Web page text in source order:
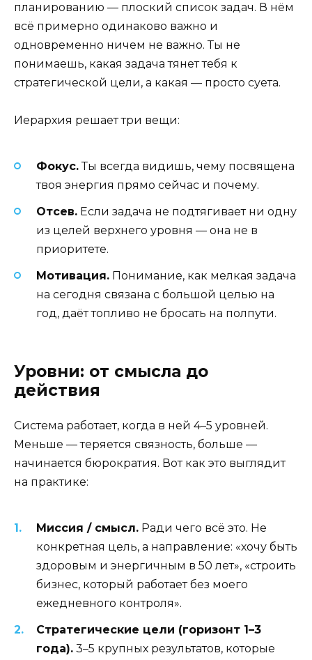
планированию — плоский список задач. В нём
всё примерно одинаково важно и
одновременно ничем не важно. Ты не
понимаешь, какая задача тянет тебя к
стратегической цели, а какая — просто суета.
Иерархия решает три вещи:
Фокус.Ты всегда видишь, чему посвящена
твоя энергия прямо сейчас и почему.
Отсев. Если задача не подтягивает ни одну
из целей верхнего уровня — она не в
приоритете.
Мотивация. Понимание, как мелкая задача
на сегодня связана с большой целью на
год, даёт топливо не бросать на полпути.
Уровни: от смысла до
действия
Система работает, когда в ней 4–5 уровней.
Меньше — теряется связность, больше —
начинается бюрократия. Вот как это выглядит
на практике:
Миссия / смысл. Ради чего всё это. Не
конкретная цель, а направление: «хочу быть
здоровым и энергичным в 50 лет», «строить
бизнес, который работает без моего
ежедневного контроля».
Стратегические цели (горизонт 1–3
года). 3–5 крупных результатов, которые